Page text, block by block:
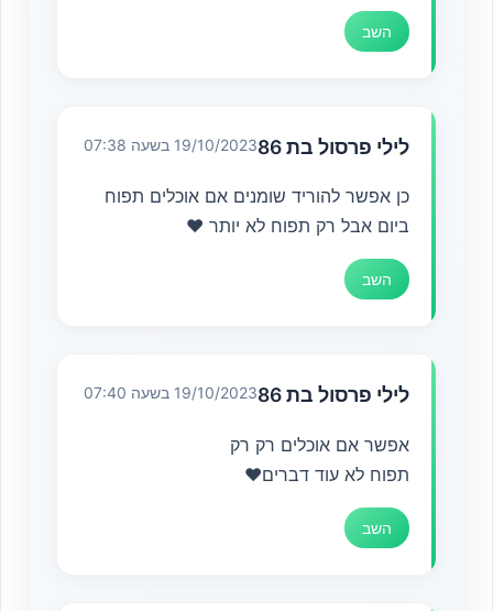
השב
לילי פרסול בת 86 19/10/2023 בשעה 07:38
כן אפשר להוריד שומנים אם אוכלים תפוח
ביום אבל רק תפוח לא יותר ♥️
השב
לילי פרסול בת 86 19/10/2023 בשעה 07:40
אפשר אם אוכלים רק רק
תפוח לא עוד דברים♥️
השב